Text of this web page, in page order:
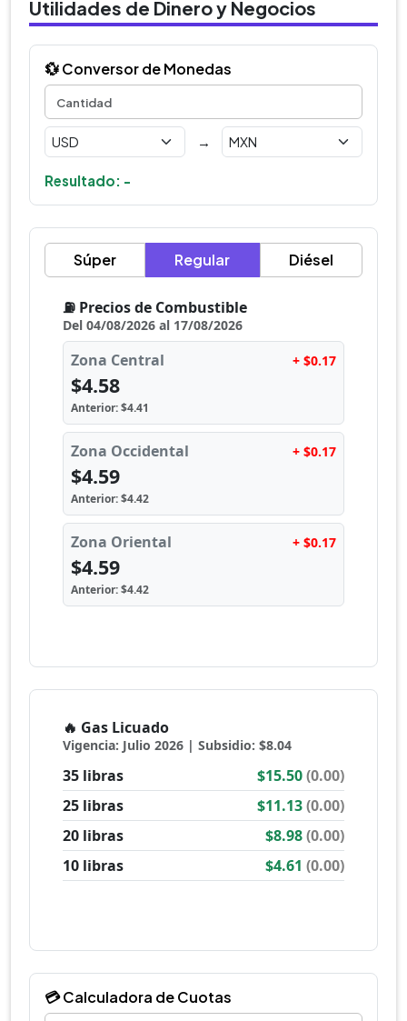
Utilidades de Dinero y Negocios
💱 Conversor de Monedas
→
Resultado: -
Súper Regular Diésel
💳 Calculadora de Cuotas